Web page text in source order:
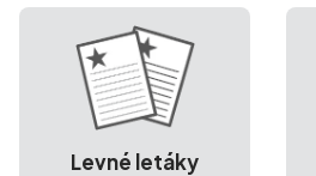
Levné letáky